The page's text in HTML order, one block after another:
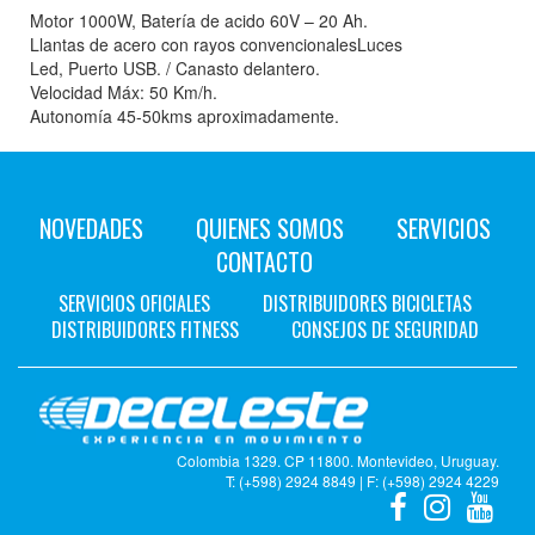
Motor 1000W, Batería de acido 60V – 20 Ah.
Llantas de acero con rayos convencionalesLuces
Led, Puerto USB. / Canasto delantero.
Velocidad Máx: 50 Km/h.
Autonomía 45-50kms aproximadamente.
NOVEDADES QUIENES SOMOS
SERVICIOS
CONTACTO
SERVICIOS OFICIALES
DISTRIBUIDORES BICICLETAS
DISTRIBUIDORES FITNESS
CONSEJOS DE SEGURIDAD
Colombia 1329. CP 11800. Montevideo, Uruguay.
T: (+598) 2924 8849 | F: (+598) 2924 4229